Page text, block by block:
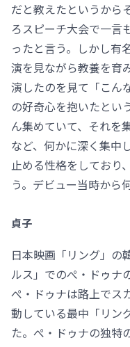
だと教えたというから
ろスピーチ大会で一言
ったと言う。しかし有
演を見ながら教養を育
演したのを見て「こん
の好奇心を抱いたとい
ん集めていて、それを
など、何かに深く集中
止める性格をしており
う。デビュー当時から
貞子
日本映画「リング」の
ルス」でのぺ・ドゥナ
ぺ・ドゥナは路上でス
動している最中「リン
た。ぺ・ドゥナの独特